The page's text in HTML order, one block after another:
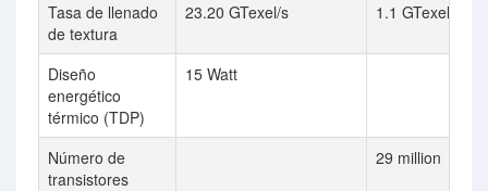
Tasa de llenado
de textura
23.20 GTexel/s 1.1 GTexel / s
Diseño
energético
térmico (TDP)
15 Watt
Número de
transistores
29 million